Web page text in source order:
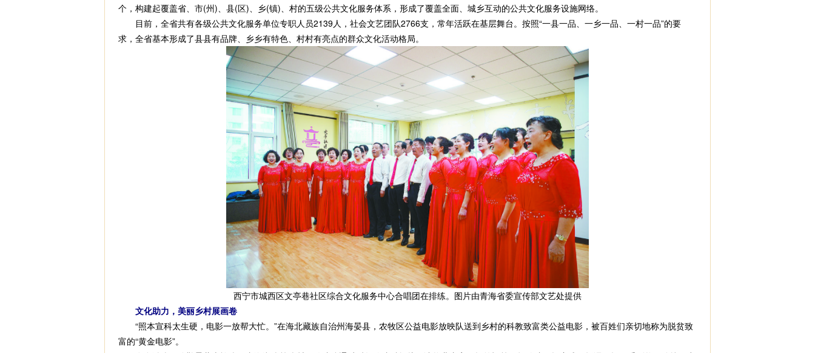
个，构建起覆盖省、市(州)、县(区)、乡(镇)、村的五级公共文化服务体系，形成了覆盖全面、城乡互动的公共文化服务设施网络。
目前，全省共有各级公共文化服务单位专职人员2139人，社会文艺团队2766支，常年活跃在基层舞台。按照“一县一品、一乡一品、一村一品”的要
求，全省基本形成了县县有品牌、乡乡有特色、村村有亮点的群众文化活动格局。
西宁市城西区文亭巷社区综合文化服务中心合唱团在排练。图片由青海省委宣传部文艺处提供
文化助力，美丽乡村展画卷
“照本宣科太生硬，电影一放帮大忙。”在海北藏族自治州海晏县，农牧区公益电影放映队送到乡村的科教致富类公益电影，被百姓们亲切地称为脱贫致
富的“黄金电影”。